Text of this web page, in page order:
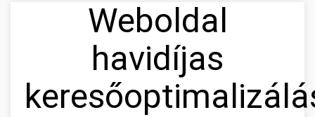
Weboldal
havidíjas